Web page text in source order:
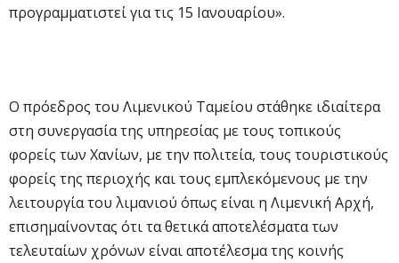
προγραμματιστεί για τις 15 Ιανουαρίου».
Ο πρόεδρος του Λιμενικού Ταμείου στάθηκε ιδιαίτερα
στη συνεργασία της υπηρεσίας με τους τοπικούς
φορείς των Χανίων, με την πολιτεία, τους τουριστικούς
φορείς της περιοχής και τους εμπλεκόμενους με την
λειτουργία του λιμανιού όπως είναι η Λιμενική Αρχή,
επισημαίνοντας ότι τα θετικά αποτελέσματα των
τελευταίων χρόνων είναι αποτέλεσμα της κοινής